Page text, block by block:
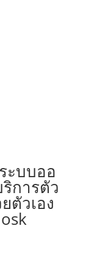
ะบบออ
การตัว
ตัวเอง